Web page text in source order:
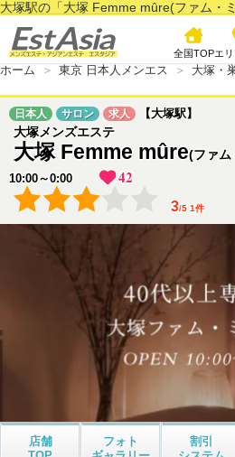
大塚駅の「大塚 Femme mûre(ファム・
全国TOPエ
ホーム 東京 日本人メンエス 大塚・
日本人 サロン 求人 【大塚駅】
大塚メンズエステ
大塚 Femme mûre(ファム
10:00～0:00 42
3/5 1件
店舗
フォト
割引